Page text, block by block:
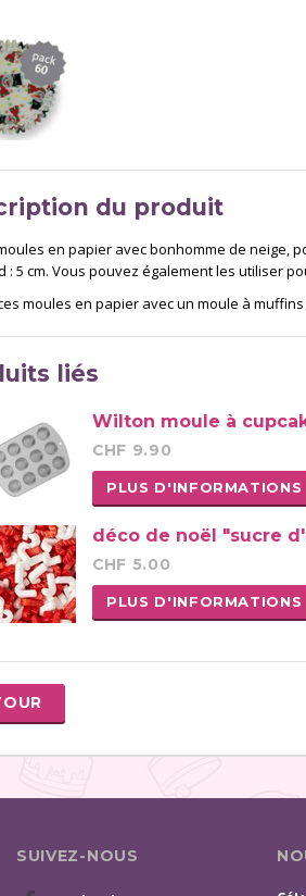
du produit
en papier avec bonhomme de neige,
: 5 cm. Vous pouvez également les utiliser
moules en papier avec un moule à
liés
Wilton moule à
CHF 9.90
PLUS D'INFORMATIONS
déco de noël "sucre
CHF 5.00
PLUS D'INFORMATIONS
SUIVEZ-NOUS